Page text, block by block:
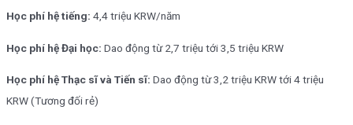
Học phí hệ tiếng: 4,4 triệu KRW/năm
Học phí hệ Đại học: Dao động từ 2,7 triệu tới 3,5 triệu KRW
Học phí hệ Thạc sĩ và Tiến sĩ: Dao động từ 3,2 triệu KRW tới 4 triệu
KRW (Tương đối rẻ)